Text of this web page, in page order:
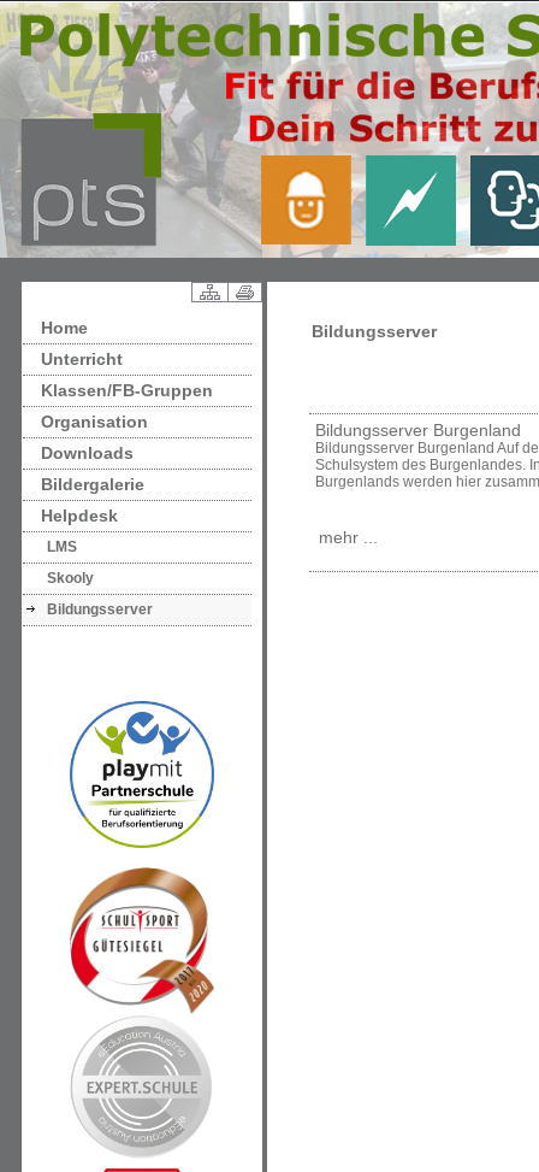
Home
Unterricht
Klassen/FB-Gruppen
Organisation
Downloads
Bildergalerie
Helpdesk
LMS
Skooly
Bildungsserver
Bildungsserver
Bildungsserver Burgenland
Bildungsserver Burgenland Auf
Schulsystem des Burgenlandes.
Burgenlands werden hier
mehr ...